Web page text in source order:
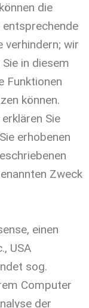
die
verhindern; wir
in diesem
Funktionen
können.
Sie
erhobenen
Zweck
einen
USA
sog.
Computer
der